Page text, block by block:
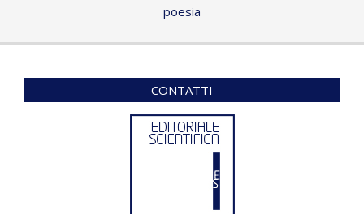
poesia
CONTATTI